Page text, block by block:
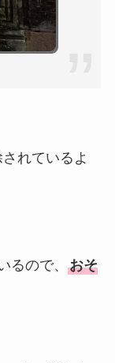
れているよ
るので、 おそ